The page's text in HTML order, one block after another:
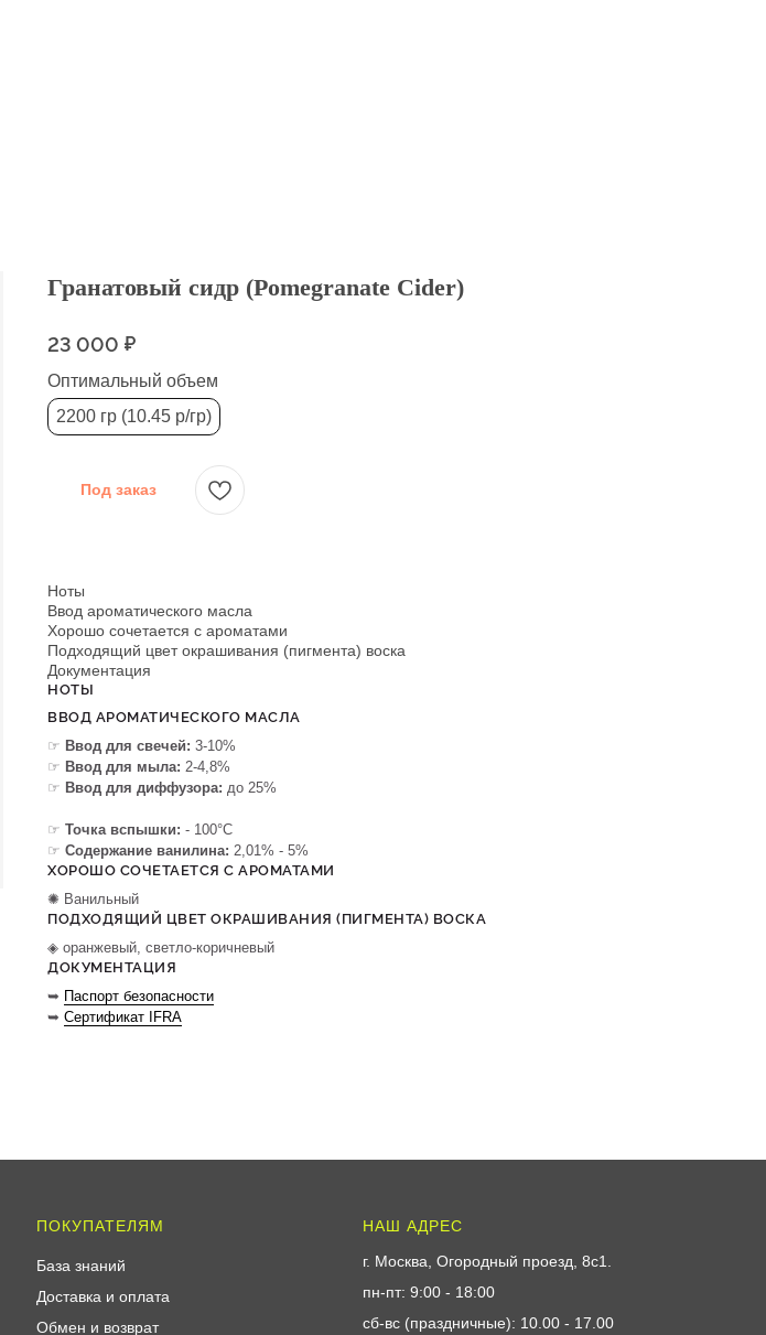
Гранатовый сидр (Pomegranate Cider)
23 000 ₽
Оптимальный объем
2200 гр (10.45 р/гр)
Под заказ
Ноты
Ввод ароматического масла
Хорошо сочетается с ароматами
Подходящий цвет окрашивания (пигмента) воска
Документация
НОТЫ
ВВОД АРОМАТИЧЕСКОГО МАСЛА
☞ Ввод для свечей: 3-10%
☞ Ввод для мыла: 2-4,8%
☞ Ввод для диффузора: до 25%
☞ Точка вспышки: - 100°C
☞ Содержание ванилина: 2,01% - 5%
ХОРОШО СОЧЕТАЕТСЯ С АРОМАТАМИ
✺ Ванильный
ПОДХОДЯЩИЙ ЦВЕТ ОКРАШИВАНИЯ (ПИГМЕНТА) ВОСКА
◈ оранжевый, светло-коричневый
ДОКУМЕНТАЦИЯ
➥ Паспорт безопасности
➥ Сертификат IFRA
ПОКУПАТЕЛЯМ
База знаний
Доставка и оплата
Обмен и возврат
НАШ АДРЕС
г. Москва, Огородный проезд, 8с1
пн-пт: 9:00 - 18:00
сб-вс (праздничные): 10.00 - 17.00